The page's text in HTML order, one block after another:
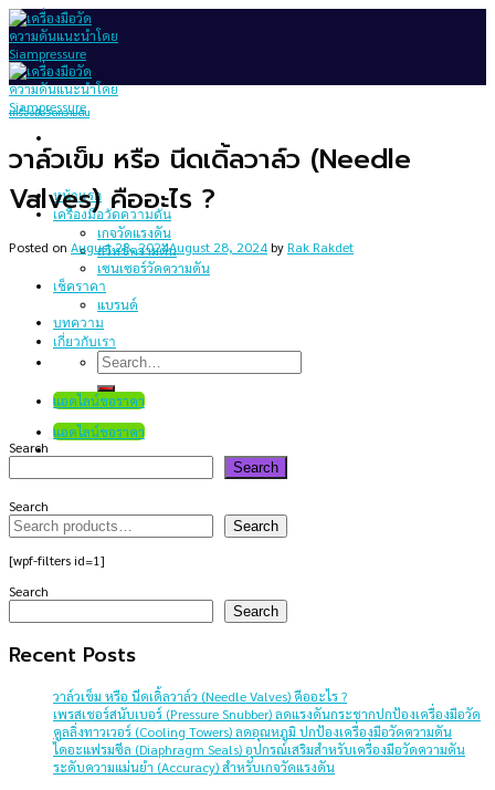
Skip
to
content
หน้าแรก
เครื่องมือวัดความดัน
เกจวัดแรงดัน
สวิทช์ความดัน
เซนเซอร์วัดความดัน
เช็คราคา
แบรนด์
บทความ
เกี่ยวกับเรา
Search
for:
แอดไลน์ขอราคา
แอดไลน์ขอราคา
เครื่องมือวัดความดัน
วาล์วเข็ม หรือ นีดเดิ้ลวาล์ว (Needle
Valves) คืออะไร ?
Posted on August 28, 2024August 28, 2024byRak Rakdet
Search
Search
Search
Search
[wpf-filters id=1]
Search
Search
Recent Posts
วาล์วเข็ม หรือ นีดเดิ้ลวาล์ว (Needle Valves) คืออะไร ?
เพรสเชอร์สนับเบอร์ (Pressure Snubber) ลดแรงดันกระชากปกป้องเครื่องมือวัด
คูลลิ่งทาวเวอร์ (Cooling Towers) ลดอุณหภูมิ ปกป้องเครื่องมือวัดความดัน
ไดอะแฟรมซีล (Diaphragm Seals) อุปกรณ์เสริมสำหรับเครื่องมือวัดความดัน
ระดับความแม่นยำ (Accuracy) สำหรับเกจวัดแรงดัน